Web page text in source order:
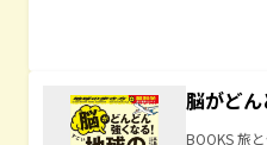
脳がど
BOOKS 旅